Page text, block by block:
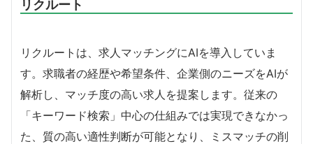
リクルート
リクルートは、求人マッチングにAIを導入していま
す。求職者の経歴や希望条件、企業側のニーズをAIが
解析し、マッチ度の高い求人を提案します。従来の
「キーワード検索」中心の仕組みでは実現できなかっ
た、質の高い適性判断が可能となり、ミスマッチの削